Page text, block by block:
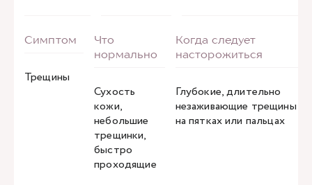
Трещины
Сухость
кожи,
небольшие
трещинки,
быстро
проходящие
Глубокие, длительно
незаживающие трещины
на пятках или пальцах